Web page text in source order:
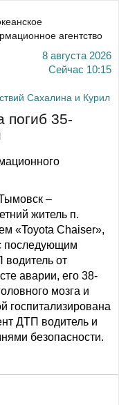
агентство
8 августа 2026
Сейчас 10:15
Сахалина и Курил
погиб 35-
–
житель п.
«Toyota Chaiser»,
последующим
от
аварии, его 38-
мозга и
госпитализирована
ДТП водитель и
безопасности.